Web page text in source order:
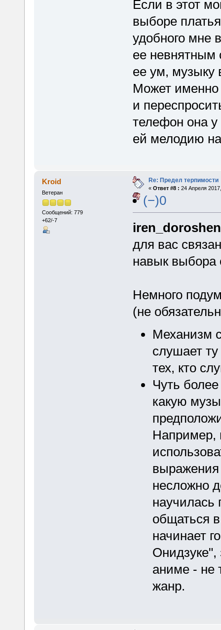
Если в этот
выборе
удобного мне
ее невнятным
ее ум, музыку
Может именно
и
телефон она у
ей мелодию
Kroid
Ветеран
Сообщений: 779
+62/-7
Re: Предел терпимости
« Ответ #8 : 24 Апреля
(−)0
для вас
навык
Немного
(не
Механизм
слушает
тех, кто
Чуть
какую
Например,
несложно
научилась
общаться
начинает
Онидзуке",
аниме - не
жанр.